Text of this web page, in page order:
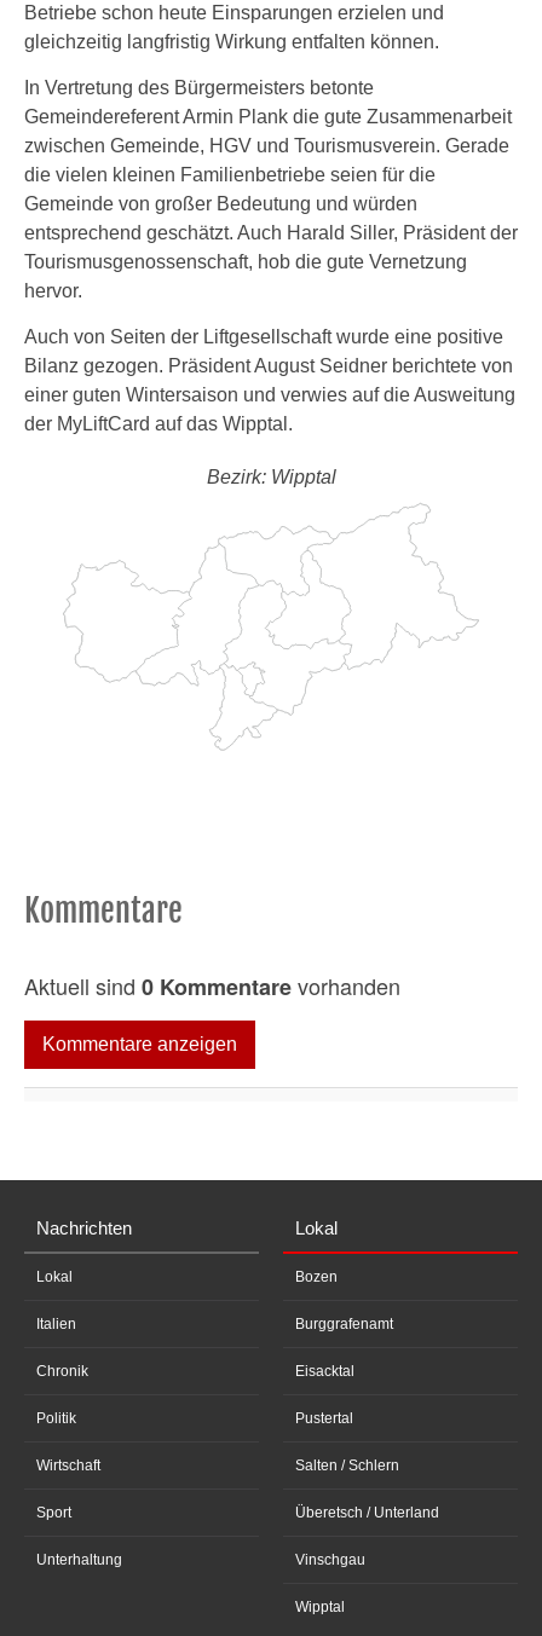
Betriebe schon heute Einsparungen erzielen und
gleichzeitig langfristig Wirkung entfalten können.
In Vertretung des Bürgermeisters betonte
Gemeindereferent Armin Plank die gute Zusammenarbeit
zwischen Gemeinde, HGV und Tourismusverein. Gerade
die vielen kleinen Familienbetriebe seien für die
Gemeinde von großer Bedeutung und würden
entsprechend geschätzt. Auch Harald Siller, Präsident der
Tourismusgenossenschaft, hob die gute Vernetzung
hervor.
Auch von Seiten der Liftgesellschaft wurde eine positive
Bilanz gezogen. Präsident August Seidner berichtete von
einer guten Wintersaison und verwies auf die Ausweitung
der MyLiftCard auf das Wipptal.
Bezirk: Wipptal
Kommentare
Aktuell sind 0 Kommentarevorhanden
Kommentare anzeigen
Nachrichten
Lokal
Italien
Chronik
Politik
Wirtschaft
Sport
Unterhaltung
Lokal
Bozen
Burggrafenamt
Eisacktal
Pustertal
Salten / Schlern
Überetsch / Unterland
Vinschgau
Wipptal